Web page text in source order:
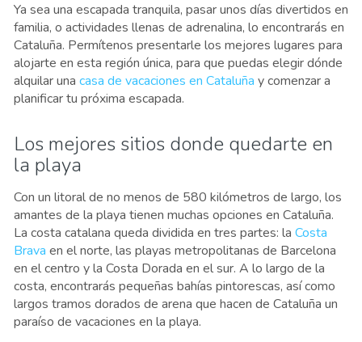
Ya sea una escapada tranquila, pasar unos días divertidos en
familia, o actividades llenas de adrenalina, lo encontrarás en
Cataluña. Permítenos presentarle los mejores lugares para
alojarte en esta región única, para que puedas elegir dónde
alquilar una casa de vacaciones en Cataluña y comenzar a
planificar tu próxima escapada.
Los mejores sitios donde quedarte en
la playa
Con un litoral de no menos de 580 kilómetros de largo, los
amantes de la playa tienen muchas opciones en Cataluña.
La costa catalana queda dividida en tres partes: la Costa
Brava en el norte, las playas metropolitanas de Barcelona
en el centro y la Costa Dorada en el sur. A lo largo de la
costa, encontrarás pequeñas bahías pintorescas, así como
largos tramos dorados de arena que hacen de Cataluña un
paraíso de vacaciones en la playa.